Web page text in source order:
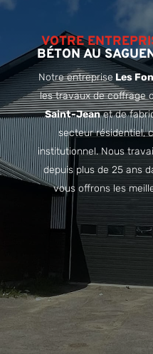
VOTRE
BÉTON AU
Notre entrepriseLes
les travaux de coffrage
Saint-Jeanet de
secteur résidentiel,
institutionnel. Nous
depuis plus de 25 ans
vous offrons les